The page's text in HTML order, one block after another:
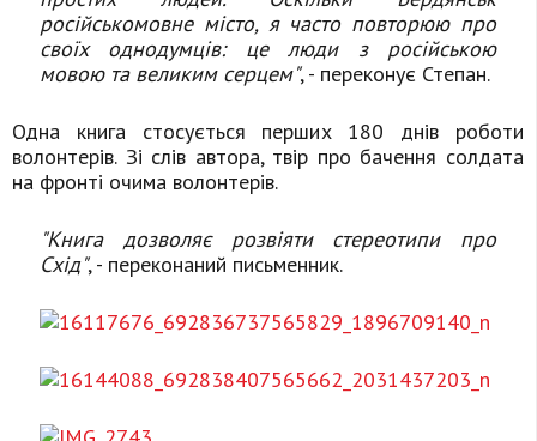
російськомовне місто, я часто повторюю про
своїх однодумців: це люди з російською
мовою та великим серцем", - переконує Степан.
Одна книга стосується перших 180 днів роботи
волонтерів. Зі слів автора, твір про бачення солдата
на фронті очима волонтерів.
"Книга дозволяє розвіяти стереотипи про
Схід", - переконаний письменник.